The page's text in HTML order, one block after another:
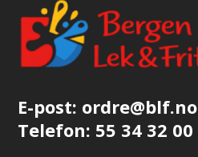
E-post: ordre@blf.no
Telefon: 55 34 32 00